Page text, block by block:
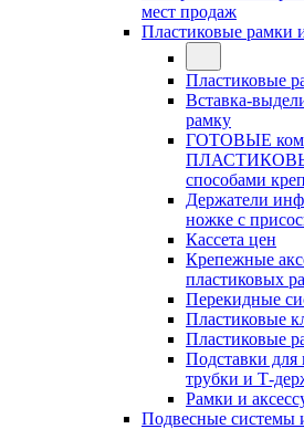
мест продаж
Пластиковые рамки
Пластиковые
Вставка-
рамку
ГОТОВЫЕ
способами
Держатели
ножке с
Кассета цен
Крепежные
пластиковых
Перекидные
Пластиковые
Пластиковые
Подставки для
трубки и Т-
Рамки и
Подвесные системы